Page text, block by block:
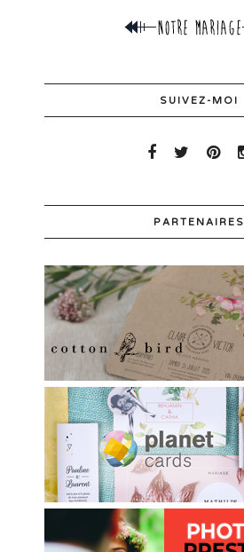
SUIVEZ-MOI
PARTENAIRES